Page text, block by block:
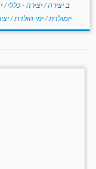
ב יצירה/יצירה - כללי/
יומולדת/ימי הולדת/